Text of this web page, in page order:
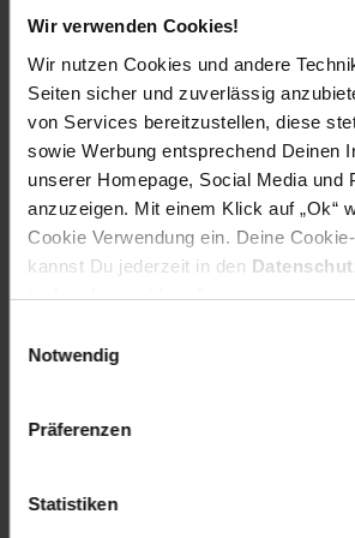
Wir verwenden Cookies!
Wir nutzen Cookies und andere
Seiten sicher und zuverlässig
von Services bereitzustellen, diese
sowie Werbung entsprechend Deinen
unserer Homepage, Social Media und
anzuzeigen. Mit einem Klick auf „Ok“
Cookie Verwendung ein. Deine
kannst Du jederzeit in den
ändern bzw. widerrufen.
Notwendig
Präferenzen
Statistiken
Set-Größe (Teile): 1-teilig
Länge (cm): 58,5 cm
Maße: B/H/T 50 x 84 x 58,5 cm
Breite (cm): 50 cm
Gestell aus: Metall
Gewicht: 3,25 kg
Höhe (cm): 84 cm
Material Bezugsstoff: 100%
Tiefe (cm): 58,5 cm
Zielgruppe: Erwachsene
Artikelnummer: 2858135000